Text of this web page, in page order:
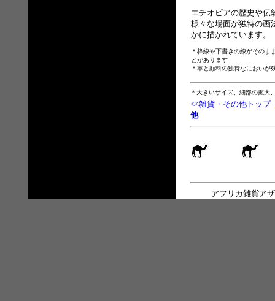
エチオピアの歴史や伝
様々な場面が独特の画
かに描かれています。
＊枠線や下書きの線がそのま
とがあります
＊革と顔料の独特なにおいが
＊大きいサイズ、細部の拡大
<<雑貨・その他トップ
他
アフリカ雑貨ア